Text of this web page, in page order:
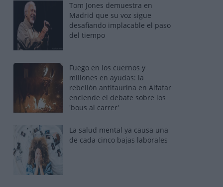
Tom Jones demuestra en
Madrid que su voz sigue
desafiando implacable el paso
del tiempo
Fuego en los cuernos y
millones en ayudas: la
rebelión antitaurina en Alfafar
enciende el debate sobre los
'bous al carrer'
La salud mental ya causa una
de cada cinco bajas laborales